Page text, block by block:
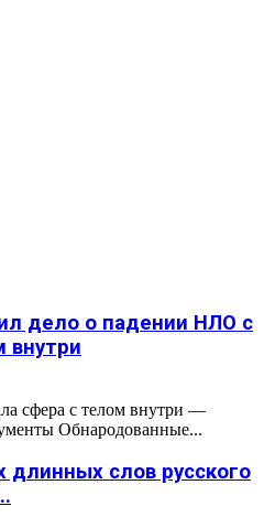
дело о падении НЛО с
внутри
сфера с телом внутри —
Обнародованные...
слов русского